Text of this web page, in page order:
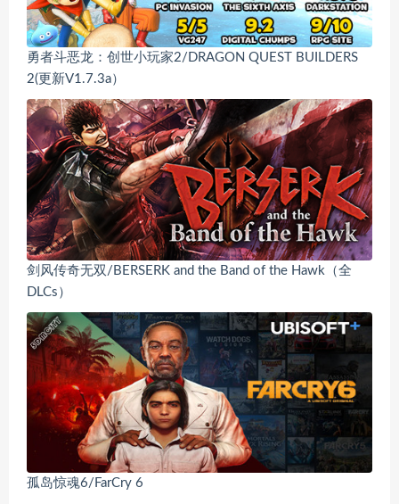
勇者斗恶龙：创世小玩家2/DRAGON QUEST BUILDERS
2(更新V1.7.3a）
剑风传奇无双/BERSERK and the Band of the Hawk（全
DLCs）
孤岛惊魂6/FarCry 6